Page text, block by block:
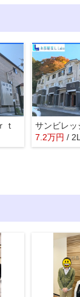
ｔ
サンビレ
7.2万円 /